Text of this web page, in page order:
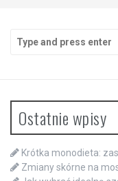
for:
Ostatnie wpisy
Krótka monodieta:
Zmiany skórne na